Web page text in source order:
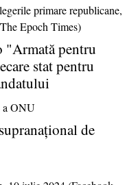
"Armată pentru
stat pentru
de